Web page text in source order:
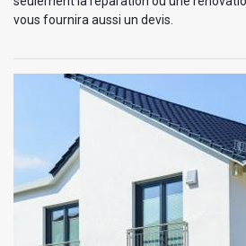
vous fournira aussi un devis.